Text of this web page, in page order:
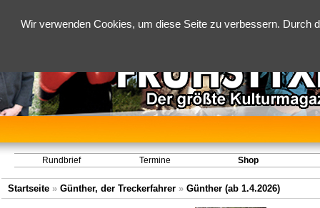
Wir verwenden Cookies, um diese Seite zu verbessern.
Rundbrief Termine Shop
Startseite » Günther, der Treckerfahrer » Günther (ab 1.4.2026)